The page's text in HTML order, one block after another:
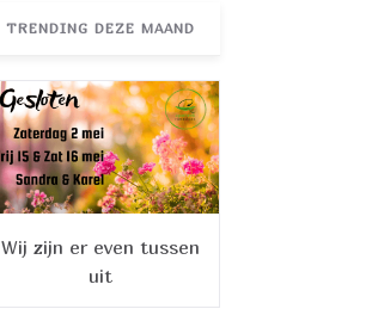
TRENDING DEZE MAAND
Wij zijn er even tussen
uit